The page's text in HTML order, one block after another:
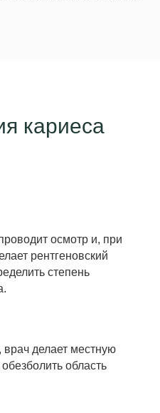
кариеса
осмотр и, при
рентгеновский
степень
делает местную
область